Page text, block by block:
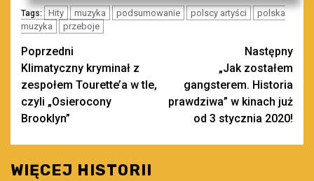
Tags: Hity muzyka podsumowanie polscy artyści
polska
muzyka
przeboje
Zobacz
wpisy
Poprzedni
Klimatyczny kryminał z
zespołem Tourette’a w tle,
czyli „Osierocony
Brooklyn”
Następny
„Jak zostałem
gangsterem. Historia
prawdziwa” w kinach już
od 3 stycznia 2020!
WIĘCEJ HISTORII